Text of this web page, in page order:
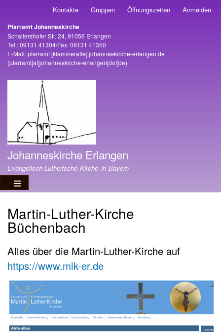
Kontakte Gruppen Öffnungszeiten Anmelden
Adresse
Pfarramt Johanneskirche
Schallershofer Str. 24, 91056 Erlangen
Tel.: 09131 41304/Fax: 09131 41350
E-Mail:pfarramt[klammeraffe]johanneskirche-erlangen.de
(pfarramt[at]johanneskirche-erlangen[dot]de)
Johanneskirche Erlangen
Evangelisch-Lutherische Kirche in Bayern
Martin-Luther-Kirche
Büchenbach
Alles über die Martin-Luther-Kirche auf
https://www.mlk-er.de